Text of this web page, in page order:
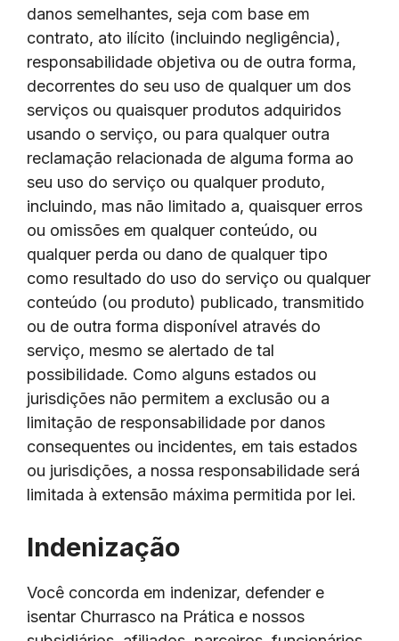
danos semelhantes, seja com base em
contrato, ato ilícito (incluindo negligência),
responsabilidade objetiva ou de outra forma,
decorrentes do seu uso de qualquer um dos
serviços ou quaisquer produtos adquiridos
usando o serviço, ou para qualquer outra
reclamação relacionada de alguma forma ao
seu uso do serviço ou qualquer produto,
incluindo, mas não limitado a, quaisquer erros
ou omissões em qualquer conteúdo, ou
qualquer perda ou dano de qualquer tipo
como resultado do uso do serviço ou qualquer
conteúdo (ou produto) publicado, transmitido
ou de outra forma disponível através do
serviço, mesmo se alertado ​​de tal
possibilidade. Como alguns estados ou
jurisdições não permitem a exclusão ou a
limitação de responsabilidade por danos
consequentes ou incidentes, em tais estados
ou jurisdições, a nossa responsabilidade será
limitada à extensão máxima permitida por lei.
Indenização
Você concorda em indenizar, defender e
isentar Churrasco na Prática e nossos